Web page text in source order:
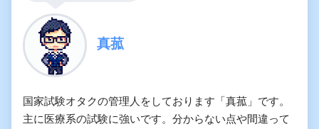
真菰
国家試験オタクの管理人をしております「真菰」です。
主に医療系の試験に強いです。分からない点や間違って